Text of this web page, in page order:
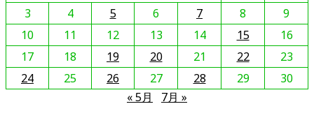
を
読
む
3
4 5 6 7 8
9
10
11 12 13 14 15
16
17
18 19 20 21 22
23
24
25 26 27 28 29
30
« 5月
7月 »